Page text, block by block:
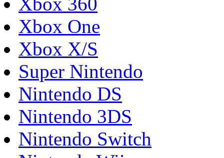
Xbox One
Xbox X/S
Super Nintendo
Nintendo DS
Nintendo 3DS
Nintendo Switch